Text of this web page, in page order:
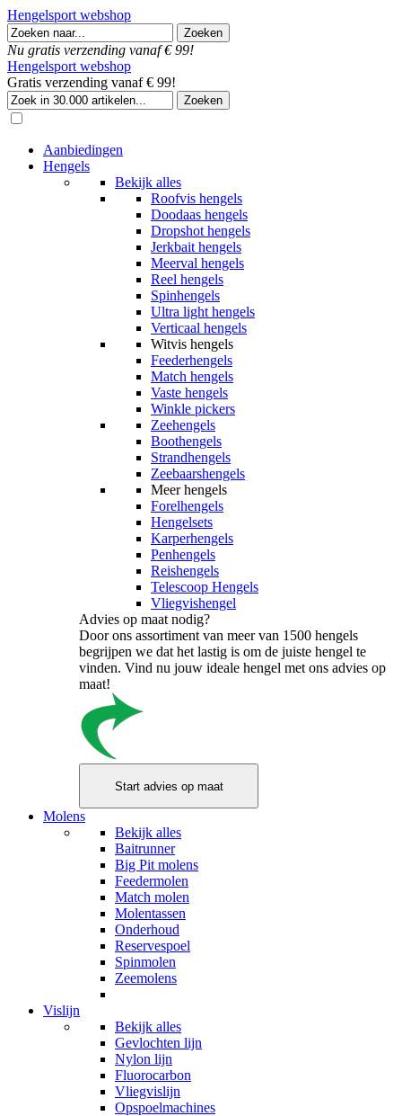
Hengelsport webshop
Nu gratis verzending vanaf € 99!
Hengelsport webshop
Gratis verzending vanaf € 99!
Aanbiedingen
Hengels
Bekijk alles
Roofvis hengels
Doodaas hengels
Dropshot hengels
Jerkbait hengels
Meerval hengels
Reel hengels
Spinhengels
Ultra light hengels
Verticaal hengels
Witvis hengels
Feederhengels
Match hengels
Vaste hengels
Winkle pickers
Zeehengels
Boothengels
Strandhengels
Zeebaarshengels
Meer hengels
Forelhengels
Hengelsets
Karperhengels
Penhengels
Reishengels
Telescoop Hengels
Vliegvishengel
Advies op maat nodig?
Door ons assortiment van meer van 1500 hengels
begrijpen we dat het lastig is om de juiste hengel te
vinden. Vind nu jouw ideale hengel met ons advies op
maat!
Molens
Bekijk alles
Baitrunner
Big Pit molens
Feedermolen
Match molen
Molentassen
Onderhoud
Reservespoel
Spinmolen
Zeemolens
Vislijn
Bekijk alles
Gevlochten lijn
Nylon lijn
Fluorocarbon
Vliegvislijn
Opspoelmachines